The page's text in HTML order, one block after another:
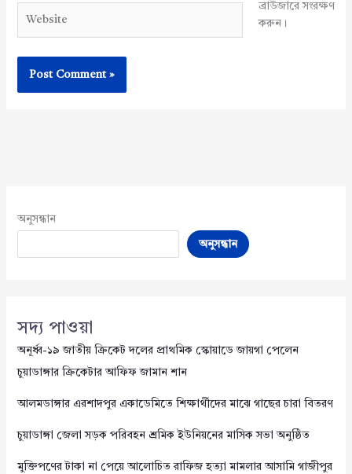
ব্রাউজারে সংরক্ষণ
করুন।
অনুসন্ধান
অনুসন্ধান
সদ্য পাওয়া
অনূর্ধ্ব-১৯ জাতীয় ক্রিকেট দলের প্রাথমিক স্কোয়াডে জায়গা পেলেন
চুয়াডাঙ্গার ক্রিকেটার আফিফ জামান শান
আলমডাঙ্গার এরশাদপুর একাডেমিতে শিক্ষার্থীদের মাঝে গাছের চারা বিতরণ
চুয়াডাঙ্গা জেলা সড়ক পরিবহন শ্রমিক ইউনিয়নের মাসিক সভা অনুষ্ঠিত
মুক্তিপণের টাকা না পেয়ে আলোচিত রাফিজ হত্যা মামলার আসামি গাজীপুর